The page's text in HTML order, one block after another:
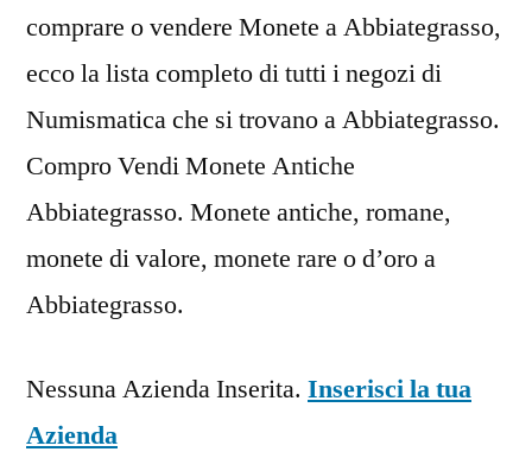
comprare o vendere Monete a Abbiategrasso,
ecco la lista completo di tutti i negozi di
Numismatica che si trovano a Abbiategrasso.
Compro Vendi Monete Antiche
Abbiategrasso. Monete antiche, romane,
monete di valore, monete rare o d’oro a
Abbiategrasso.
Nessuna Azienda Inserita. Inserisci la tua
Azienda